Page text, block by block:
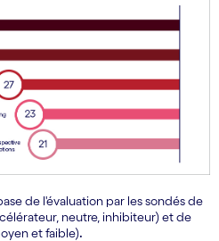
de l'évaluation par les sondés de
neutre, inhibiteur) et de
et faible).